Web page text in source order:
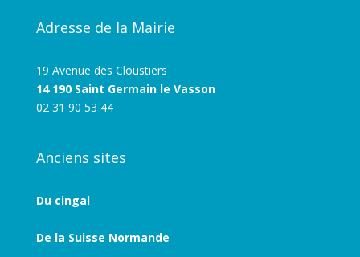
Adresse de la Mairie
19 Avenue des Cloustiers
14 190 Saint Germain le Vasson
02 31 90 53 44
Anciens sites
Du cingal
De la Suisse Normande